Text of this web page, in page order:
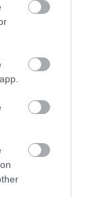
90 ÉV ADATAI
RÉT
AMIKOR A